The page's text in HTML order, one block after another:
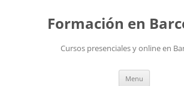
Formación en
Cursos presenciales y online en
Menu